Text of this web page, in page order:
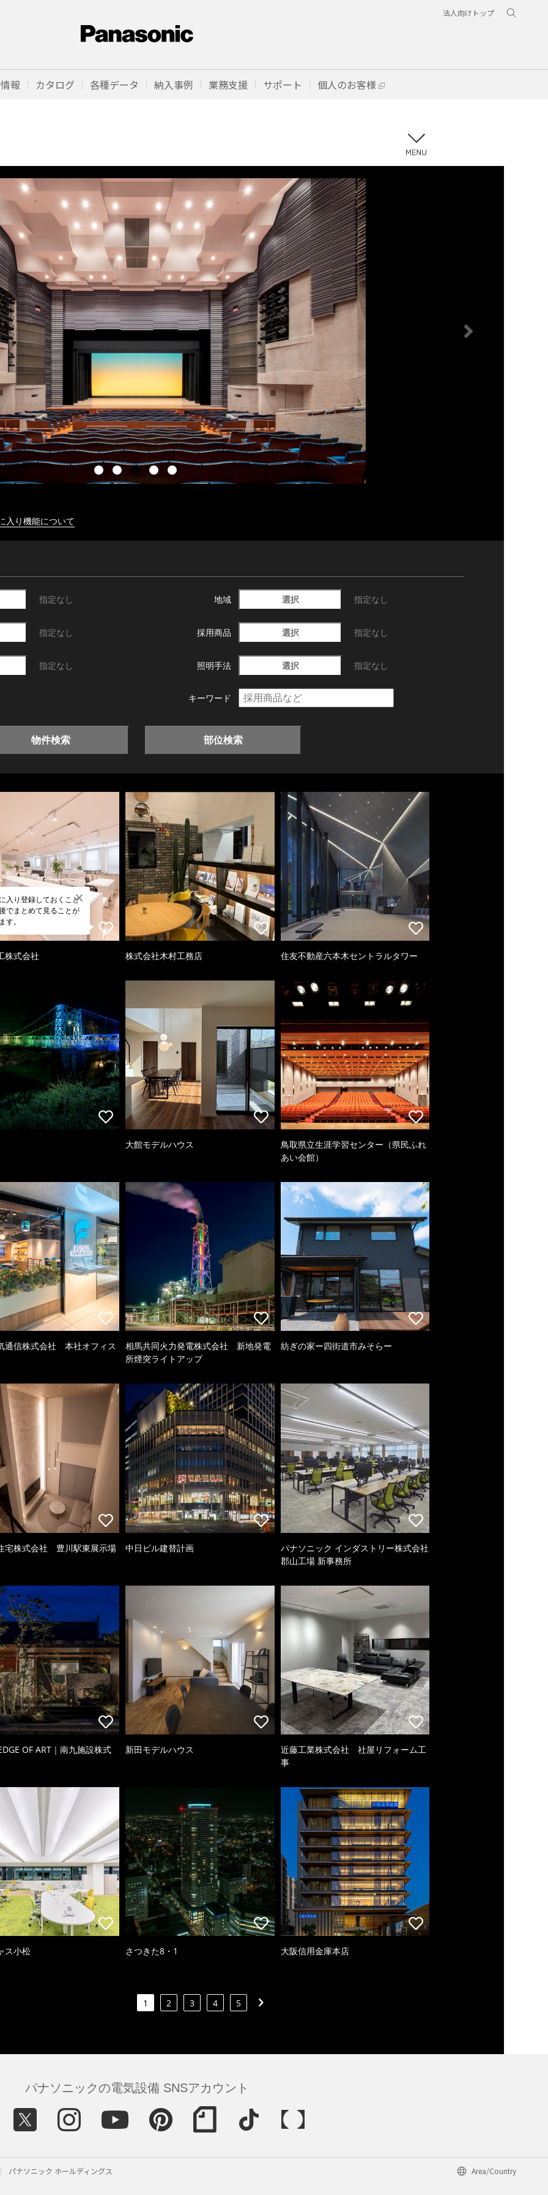
法人向けトップ
報 カタログ 各種データ 納入事例 業務支援 サポート 個人のお客様
入り機能について
指定なし 地域 選択 指定なし
指定なし 採用商品 選択 指定なし
指定なし 照明手法 選択 指定なし
キーワード
物件検索 部位検索
入り登録しておくこと
でまとめて見ることが
す。
株式会社 株式会社木村工務店 住友不動産六本木セントラルタワー
大館モデルハウス
鳥取県立生涯学習センター（県民ふれ
あい会館）
通信株式会社 本社オフィス
相馬共同火力発電株式会社 新地発電
所煙突ライトアップ
紡ぎの家ー四街道市みそらー
宅株式会社 豊川駅東展示場 中日ビル建替計画
パナソニック インダストリー株式会社
郡山工場 新事務所
OF ART｜南九施設株式 新田モデルハウス
近藤工業株式会社 社屋リフォーム工
事
ス小松 さつきた8・1 大阪信用金庫本店
1 2 3 4 5
パナソニックの電気設備 SNSアカウント
パナソニック ホールディングス Area/Country